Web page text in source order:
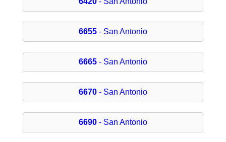
6655- San Antonio
6665- San Antonio
6670- San Antonio
6690- San Antonio